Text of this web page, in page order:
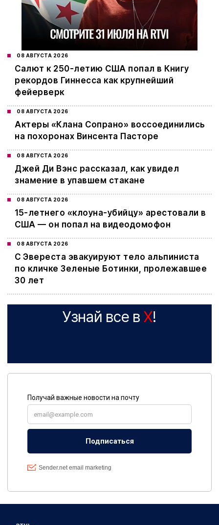
08 АВГУСТА 2026
Салют к 250-летию США попал в Книгу
рекордов Гиннесса как крупнейший
фейерверк
08 АВГУСТА 2026
Актеры «Клана Сопрано» воссоединились
на похоронах Винсента Пасторе
08 АВГУСТА 2026
Джей Ди Вэнс рассказал, как увидел
знамение в упавшем стакане
08 АВГУСТА 2026
15-летнего «клоуна-убийцу» арестовали в
США — он попал на видеодомофон
08 АВГУСТА 2026
С Эвереста эвакуируют тело альпиниста
по кличке Зеленые Ботинки, пролежавшее
30 лет
Узнай все в X!